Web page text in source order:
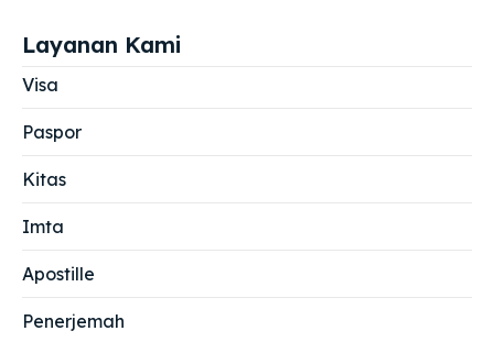
Layanan Kami
Visa
Paspor
Kitas
Imta
Apostille
Penerjemah